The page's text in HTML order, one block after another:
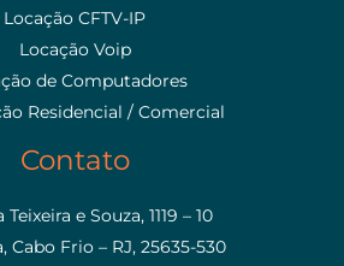
Locação CFTV-IP
Locação Voip
de Computadores
Residencial / Comercial
Contato
e Souza, 1119 – 10
Cabo Frio – RJ, 25635-530